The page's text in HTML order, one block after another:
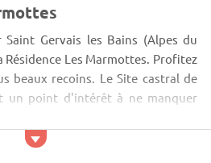
Saint Gervais les Bains (Alpes du
Les Marmottes. Profitez
beaux recoins. Le Site castral de
un point d'intérêt à ne manquer
naturelles ! Vous serez